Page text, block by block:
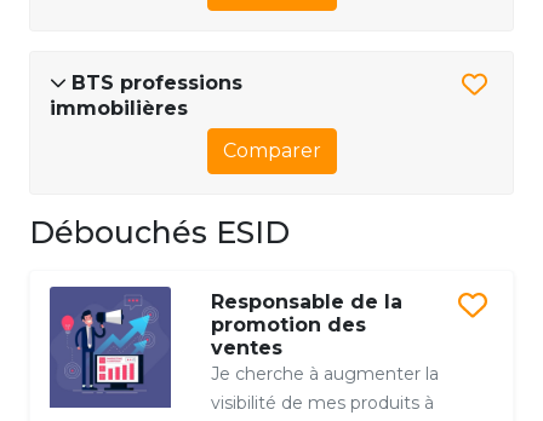
BTS professions
immobilières
Comparer
Débouchés ESID
Responsable de la
promotion des
ventes
Je cherche à augmenter la
visibilité de mes produits à